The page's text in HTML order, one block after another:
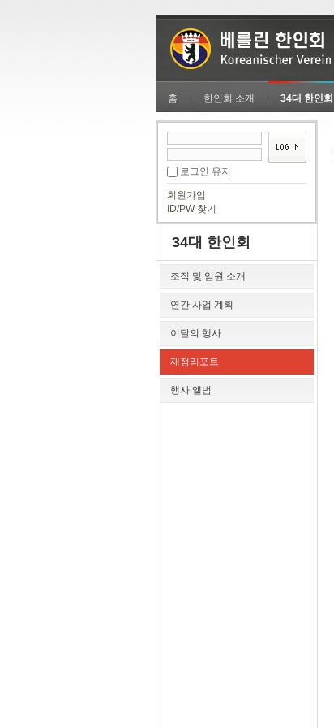
홈 한인회 소개 34대 한인회
로그인 유지
회원가입
ID/PW 찾기
34대 한인회
조직 및 임원 소개
연간 사업 계획
이달의 행사
재정리포트
행사 앨범